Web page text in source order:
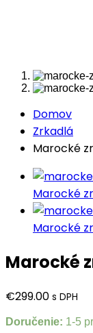
Domov
Zrkadlá
Marocké
Marocké
Marocké
Marocké
€299.00 s DPH
Doručenie: 1-5